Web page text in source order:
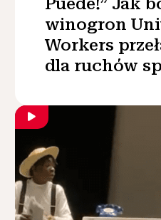
winogron
Workers
dla ruchów